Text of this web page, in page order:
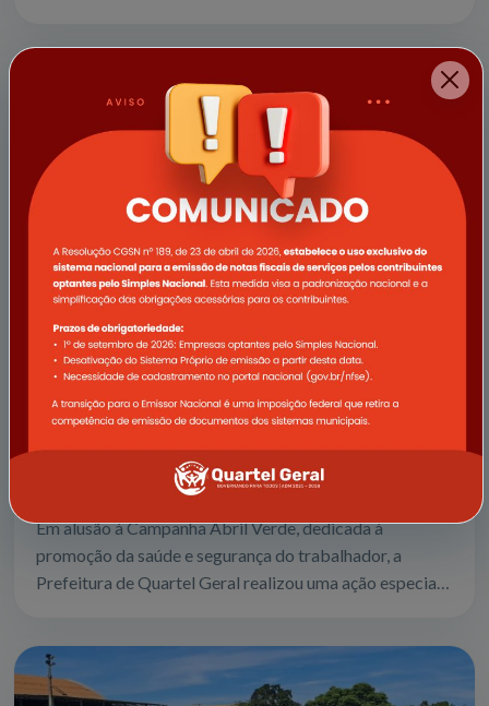
11/04/2025
Campanha Abril Verde promove
ações de saúde voltadas ao
trabalhador rural em Quartel Geral
Em alusão à Campanha Abril Verde, dedicada à
promoção da saúde e segurança do trabalhador, a
Prefeitura de Quartel Geral realizou uma ação especial